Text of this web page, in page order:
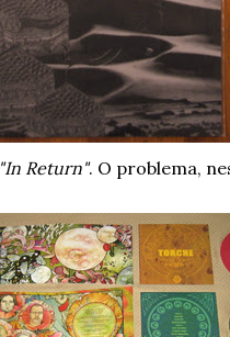
"In Return". O problema,